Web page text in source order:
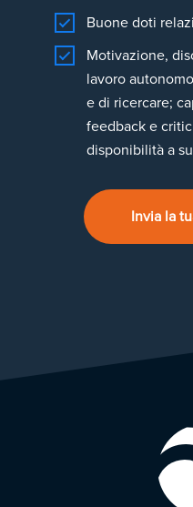
Buone doti
Motivazione,
lavoro
e di ricercare;
feedback e
disponibilità a
Invia la